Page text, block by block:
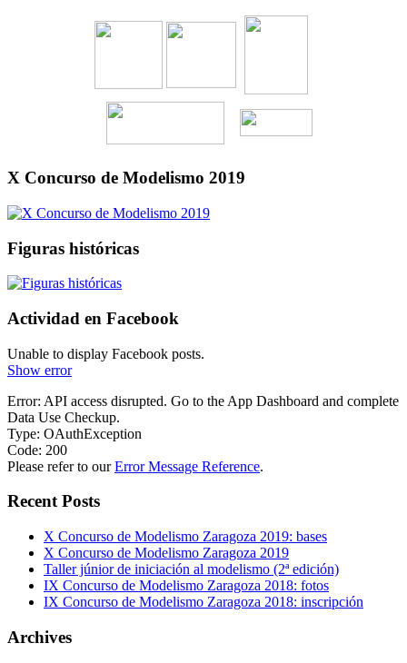
X Concurso de Modelismo 2019
Figuras históricas
Actividad en Facebook
Unable to display Facebook posts.
Show error
Error: API access disrupted. Go to the App Dashboard and complete
Data Use Checkup.
Type: OAuthException
Code: 200
Please refer to ourError Message Reference.
Recent Posts
X Concurso de Modelismo Zaragoza 2019: bases
X Concurso de Modelismo Zaragoza 2019
Taller júnior de iniciación al modelismo (2ª edición)
IX Concurso de Modelismo Zaragoza 2018: fotos
IX Concurso de Modelismo Zaragoza 2018: inscripción
Archives